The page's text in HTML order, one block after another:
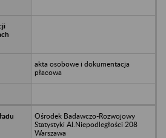
akta osobowe i dokumentacja
płacowa
Ośrodek Badawczo-Rozwojowy
Statystyki Al.Niepodległości 208
Warszawa